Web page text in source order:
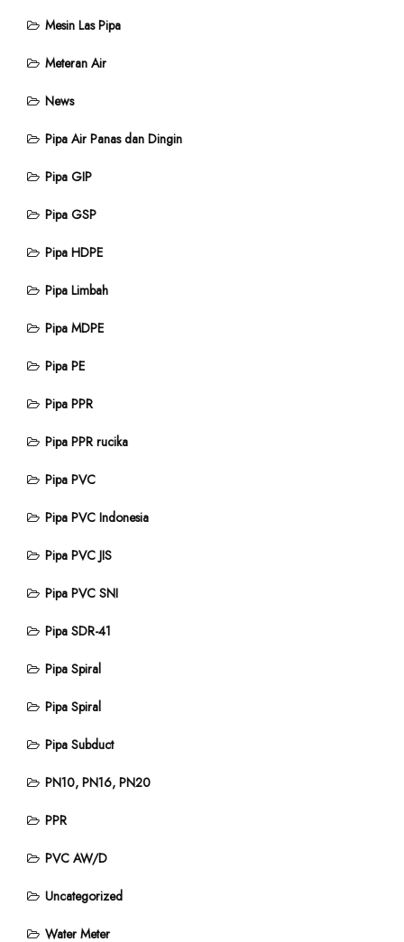
Mesin Las Pipa
Meteran Air
News
Pipa Air Panas dan Dingin
Pipa GIP
Pipa GSP
Pipa HDPE
Pipa Limbah
Pipa MDPE
Pipa PE
Pipa PPR
Pipa PPR rucika
Pipa PVC
Pipa PVC Indonesia
Pipa PVC JIS
Pipa PVC SNI
Pipa SDR-41
Pipa Spiral
Pipa Spiral
Pipa Subduct
PN10, PN16, PN20
PPR
PVC AW/D
Uncategorized
Water Meter